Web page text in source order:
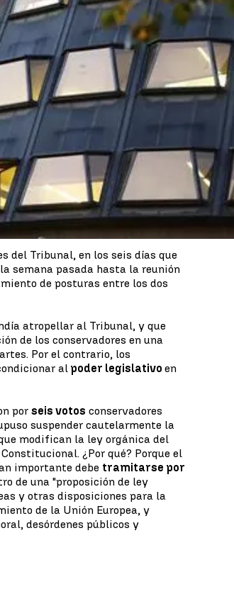
WhatsappFacebook
X Linkedin
frenar la reforma del poder
la grieta entre la derecha
política se ha desarrollado en el
y el progresista se han
sin acercamiento alguno.
del Tribunal, en los seis días que
semana pasada hasta la reunión
de posturas entre los dos
atropellar al Tribunal, y que
de los conservadores en una
Por el contrario, los
al poder legislativoen
porseis votos conservadores
suspender cautelarmente la
modifican la ley orgánica del
¿Por qué? Porque el
importante debe tramitarse por
de una "proposición de ley
y otras disposiciones para la
de la Unión Europea, y
desórdenes públicos y